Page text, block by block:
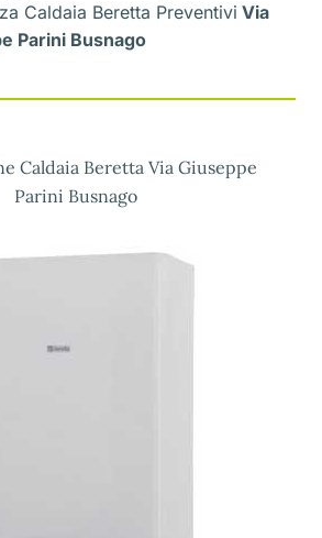
Caldaia Beretta Preventivi Via
Parini Busnago
Caldaia Beretta Via Giuseppe
Parini Busnago